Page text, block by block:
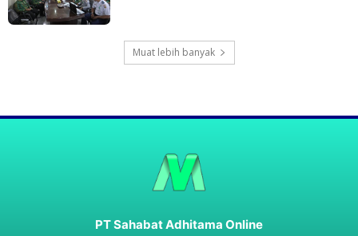
Muat lebih banyak
PT Sahabat Adhitama Online